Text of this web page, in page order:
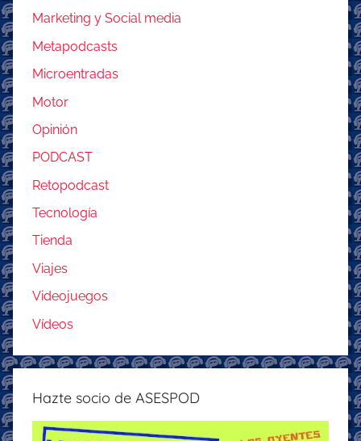
Marketing y Social media
Metapodcasts
Microentradas
Motor
Opinión
PODCAST
Retopodcast
Tecnología
Tienda
Viajes
Videojuegos
Vídeos
Hazte socio de ASESPOD